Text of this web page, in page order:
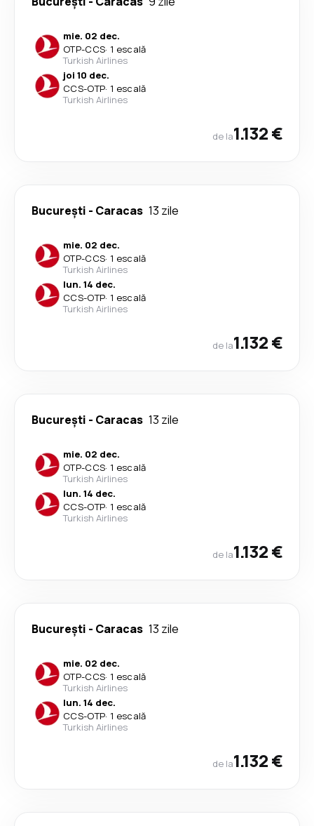
mie. 02 dec.
OTP-CCS· 1 escală
Turkish Airlines
joi 10 dec.
CCS-OTP· 1 escală
Turkish Airlines
de la1.132 €
București - Caracas 13 zile
mie. 02 dec.
OTP-CCS· 1 escală
Turkish Airlines
lun. 14 dec.
CCS-OTP· 1 escală
Turkish Airlines
de la1.132 €
București - Caracas 13 zile
mie. 02 dec.
OTP-CCS· 1 escală
Turkish Airlines
lun. 14 dec.
CCS-OTP· 1 escală
Turkish Airlines
de la1.132 €
București - Caracas 13 zile
mie. 02 dec.
OTP-CCS· 1 escală
Turkish Airlines
lun. 14 dec.
CCS-OTP· 1 escală
Turkish Airlines
de la1.132 €